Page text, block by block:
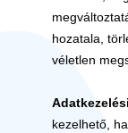
hozatala,
véletlen
kezelhető,